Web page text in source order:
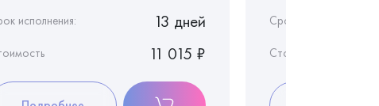
исполнения: 13 дней
11 015 ₽
Срок исполнения:
Стоимость